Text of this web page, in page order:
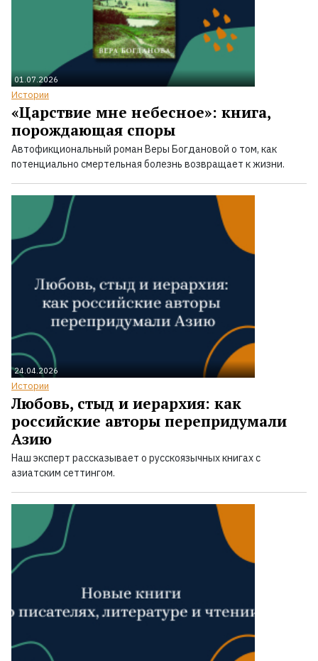
01.07.2026
Истории
«Царствие мне небесное»: книга,
порождающая споры
Автофикциональный роман Веры Богдановой о том, как
потенциально смертельная болезнь возвращает к жизни.
24.04.2026
Истории
Любовь, стыд и иерархия: как
российские авторы перепридумали
Азию
Наш эксперт рассказывает о русскоязычных книгах с
азиатским сеттингом.